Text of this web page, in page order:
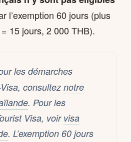
l’exemption 60 jours (plus
15 jours, 2 000 THB).
les démarches
consultez notre
. Pour les
Visa, voir visa
. L’exemption 60 jours